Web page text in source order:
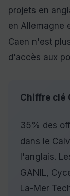
projets en
en Allemagne
Caen n'est
d'accès aux
Chiffre clé
35% des
dans le
l'anglais.
GANIL,
La-Mer